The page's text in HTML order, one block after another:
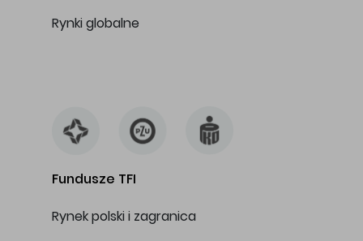
Rynki globalne
Fundusze TFI
Rynek polski i zagranica